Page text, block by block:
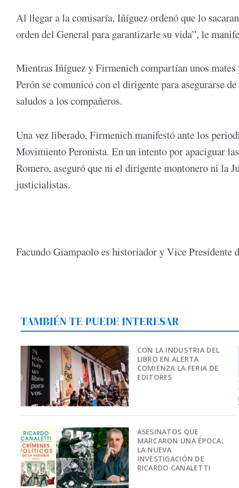
Al llegar a la comisaría, Iñíguez ordenó que lo
orden del General para garantizarle su vida”, le
Mientras Iñíguez y Firmenich compartían unos
Perón se comunicó con el dirigente para asegurarse
saludos a los compañeros.
Una vez liberado, Firmenich manifestó ante los
Movimiento Peronista. En un intento por apaciguar
Romero, aseguró que ni el dirigente montonero ni la
justicialistas.
Facundo Giampaolo es historiador y Vice Presidente
TAMBIÉN TE PUEDE INTERESAR
CON LA INDUSTRIA DEL
LIBRO EN ALERTA
COMIENZA LA FERIA DE
EDITORES
ASESINATOS QUE
MARCARON UNA ÉPOCA:
LA NUEVA
INVESTIGACIÓN DE
RICARDO CANALETTI